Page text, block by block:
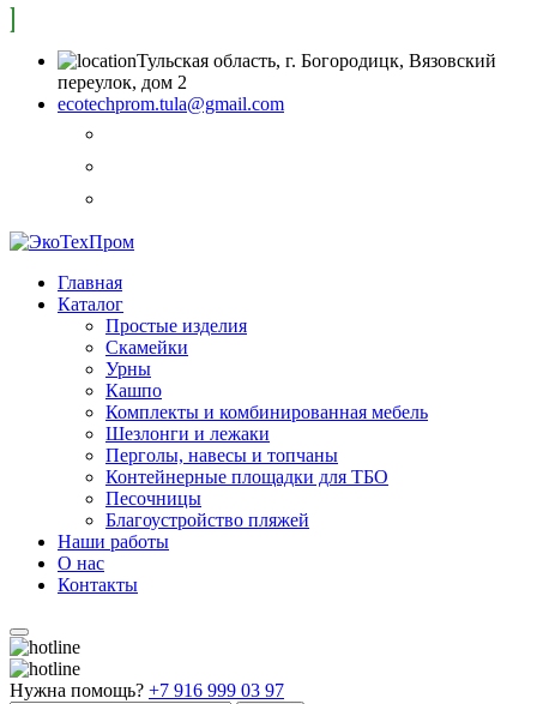
Тульская область, г. Богородицк, Вязовский
переулок, дом 2
ecotechprom.tula@gmail.com
Главная
Каталог
Простые изделия
Скамейки
Урны
Кашпо
Комплекты и комбинированная мебель
Шезлонги и лежаки
Перголы, навесы и топчаны
Контейнерные площадки для ТБО
Песочницы
Благоустройство пляжей
Наши работы
О нас
Контакты
Нужна помощь? +7 916 999 03 97